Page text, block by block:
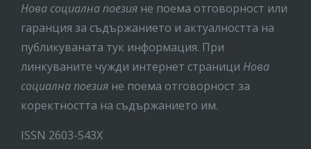
Нова социална поезия не поема отговорност или
гаранция за съдържанието и актуалността на
публикуваната тук информация. При
линкуваните чужди интернет страници Нова
социална поезия не поема отговорност за
коректността на съдържанието им.
ISSN 2603-543X